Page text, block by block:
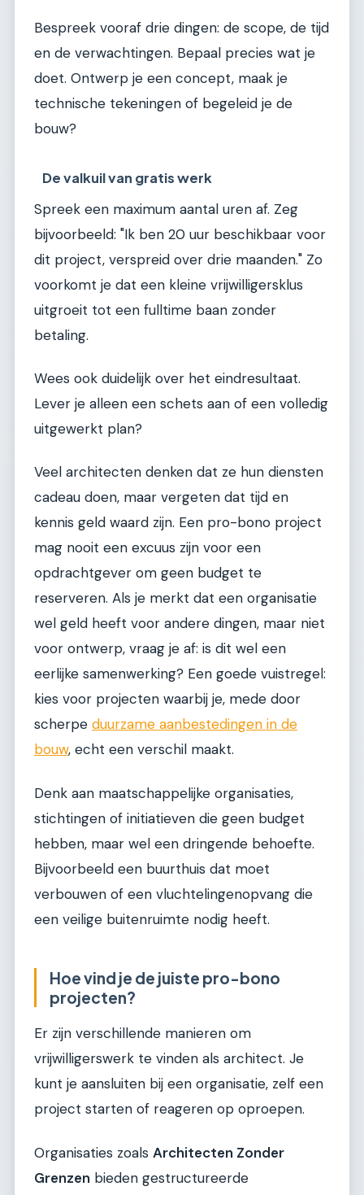
Bespreek vooraf drie dingen: de scope, de tijd
en de verwachtingen. Bepaal precies wat je
doet. Ontwerp je een concept, maak je
technische tekeningen of begeleid je de
bouw?
De valkuil van gratis werk
Spreek een maximum aantal uren af. Zeg
bijvoorbeeld: "Ik ben 20 uur beschikbaar voor
dit project, verspreid over drie maanden." Zo
voorkomt je dat een kleine vrijwilligersklus
uitgroeit tot een fulltime baan zonder
betaling.
Wees ook duidelijk over het eindresultaat.
Lever je alleen een schets aan of een volledig
uitgewerkt plan?
Veel architecten denken dat ze hun diensten
cadeau doen, maar vergeten dat tijd en
kennis geld waard zijn. Een pro-bono project
mag nooit een excuus zijn voor een
opdrachtgever om geen budget te
reserveren. Als je merkt dat een organisatie
wel geld heeft voor andere dingen, maar niet
voor ontwerp, vraag je af: is dit wel een
eerlijke samenwerking? Een goede vuistregel:
kies voor projecten waarbij je, mede door
scherpe duurzame aanbestedingen in de
bouw, echt een verschil maakt.
Denk aan maatschappelijke organisaties,
stichtingen of initiatieven die geen budget
hebben, maar wel een dringende behoefte.
Bijvoorbeeld een buurthuis dat moet
verbouwen of een vluchtelingenopvang die
een veilige buitenruimte nodig heeft.
Hoe vind je de juiste pro-bono
projecten?
Er zijn verschillende manieren om
vrijwilligerswerk te vinden als architect. Je
kunt je aansluiten bij een organisatie, zelf een
project starten of reageren op oproepen.
Organisaties zoals Architecten Zonder
Grenzen bieden gestructureerde